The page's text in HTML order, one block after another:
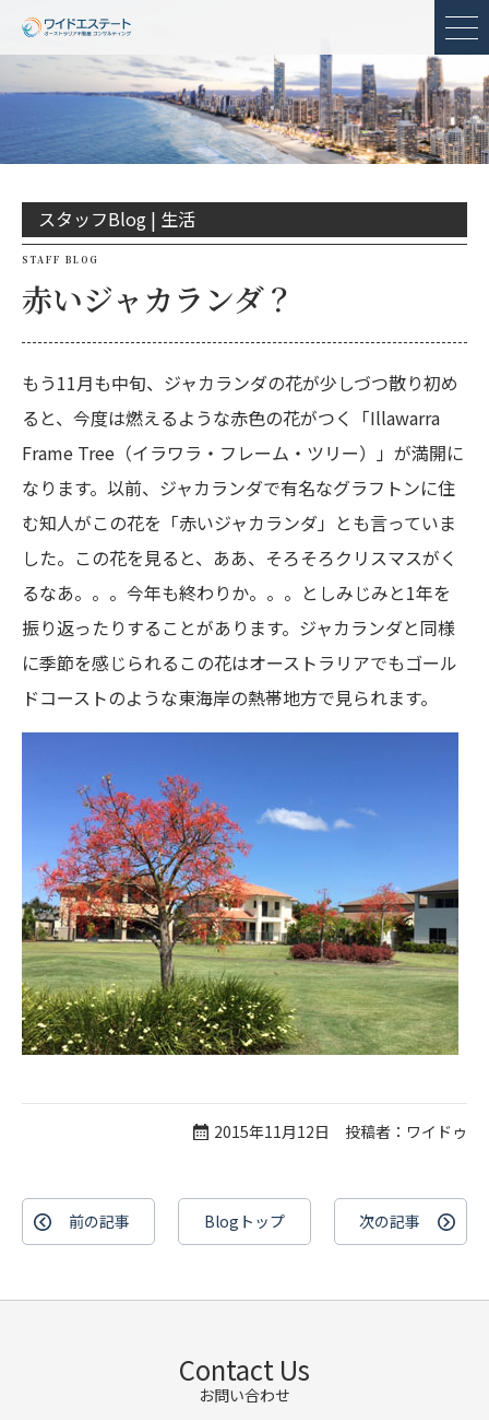
メ
スタッフBlog | 生活
STAFF BLOG
赤いジャカランダ？
もう11月も中旬、ジャカランダの花が少しづつ散り初め
ると、今度は燃えるような赤色の花がつく「Illawarra
Frame Tree（イラワラ・フレーム・ツリー）」が満開に
なります。以前、ジャカランダで有名なグラフトンに住
む知人がこの花を「赤いジャカランダ」とも言っていま
した。この花を見ると、ああ、そろそろクリスマスがく
るなあ。。。今年も終わりか。。。としみじみと1年を
振り返ったりすることがあります。ジャカランダと同様
に季節を感じられるこの花はオーストラリアでもゴール
ドコーストのような東海岸の熱帯地方で見られます。
2015年11月12日 投稿者：ワイドゥ
前の記事 Blogトップ 次の記事
Contact Us
お問い合わせ